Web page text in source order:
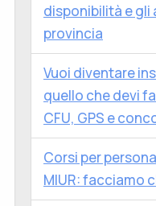
disponibilità e gli
provincia
Vuoi diventare
quello che devi
CFU, GPS e
Corsi per
MIUR: facciamo